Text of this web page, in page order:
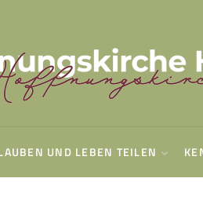
UND LEBEN TEILEN